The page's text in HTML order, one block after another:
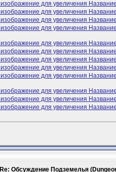
Re: Обсуждение Подземелья